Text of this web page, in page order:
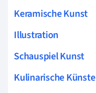
Keramische Kunst
Illustration
Schauspiel Kunst
Kulinarische Künste